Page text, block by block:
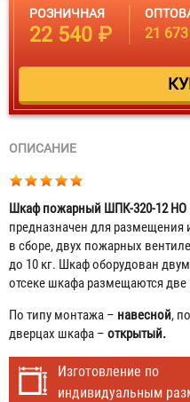
РОЗНИЧНАЯ
22 540 ₽ 21
ОПИСАНИЕ
Шкаф пожарный ШПК-320-12 НО
предназначен для размещения
в сборе, двух пожарных
до 10 кг. Шкаф оборудован
отсеке шкафа размещаются две
По типу монтажа – навесной,
дверцах шкафа – открытый.
Изготовление по
индивидуальным